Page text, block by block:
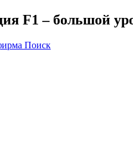
F1 – большой
Поиск